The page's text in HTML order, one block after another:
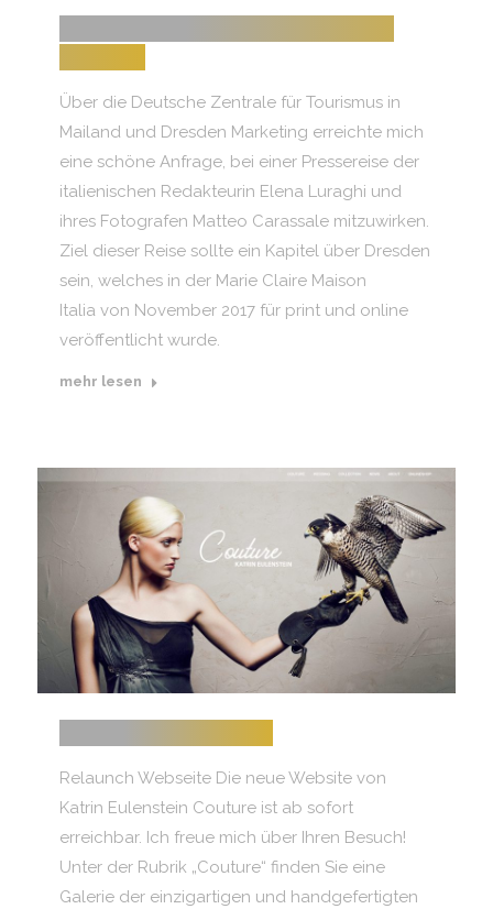
Über die Deutsche Zentrale für Tourismus in
Mailand und Dresden Marketing erreichte mich
eine schöne Anfrage, bei einer Pressereise der
italienischen Redakteurin Elena Luraghi und
ihres Fotografen Matteo Carassale mitzuwirken.
Ziel dieser Reise sollte ein Kapitel über Dresden
sein, welches in der Marie Claire Maison
Italia von November 2017 für print und online
veröffentlicht wurde.
mehr lesen
Relaunch Webseite Die neue Website von
Katrin Eulenstein Couture ist ab sofort
erreichbar. Ich freue mich über Ihren Besuch!
Unter der Rubrik „Couture“ finden Sie eine
Galerie der einzigartigen und handgefertigten